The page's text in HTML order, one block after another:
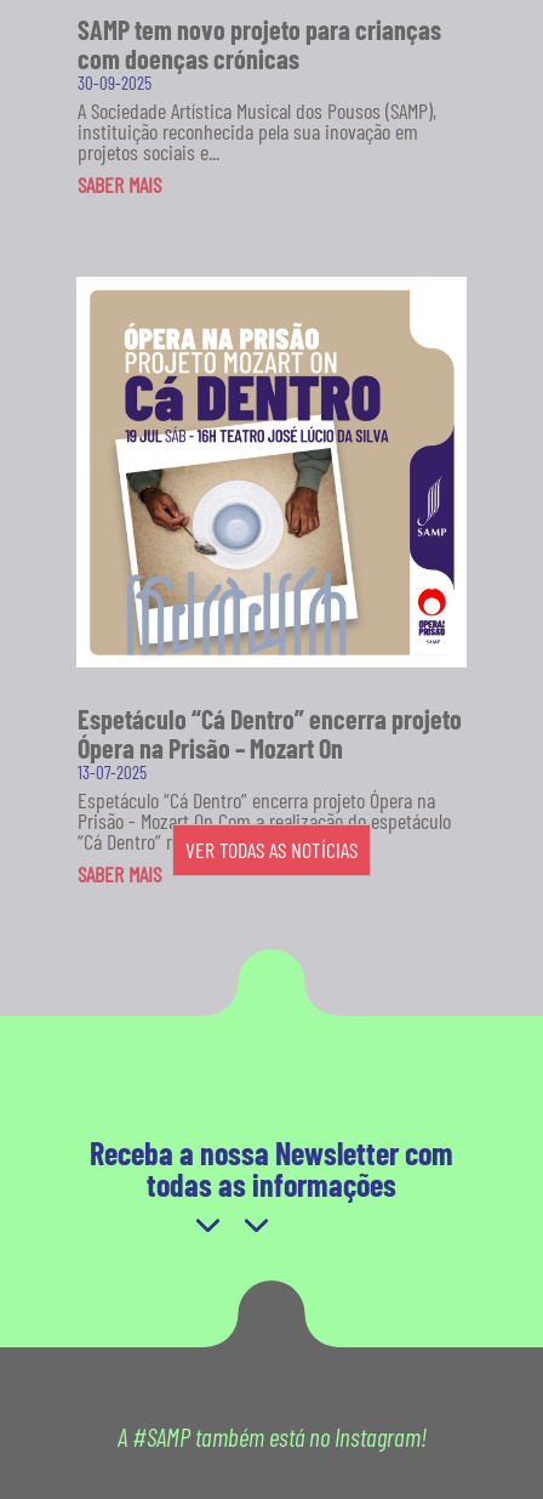
SAMP tem novo projeto para crianças
com doenças crónicas
30-09-2025
A Sociedade Artística Musical dos Pousos (SAMP),
instituição reconhecida pela sua inovação em
projetos sociais e...
SABER MAIS
Espetáculo “Cá Dentro” encerra projeto
Ópera na Prisão – Mozart On
13-07-2025
Espetáculo “Cá Dentro” encerra projeto Ópera na
Prisão - Mozart On Com a realização do espetáculo
“Cá Dentro” no...
SABER MAIS
VER TODAS AS NOTÍCIAS
Receba a nossa Newsletter com
todas as informações
A #SAMP também está no Instagram!